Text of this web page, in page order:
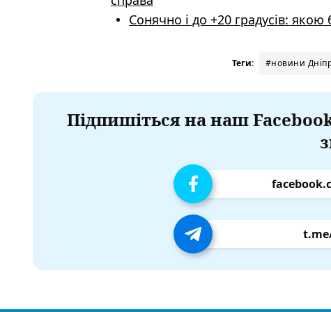
Сонячно і до +20 градусів: якою
Теги: #новини
Підпишіться на наш